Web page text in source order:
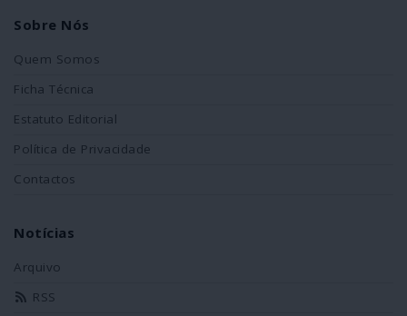
Sobre Nós
Quem Somos
Ficha Técnica
Estatuto Editorial
Política de Privacidade
Contactos
Notícias
Arquivo
RSS